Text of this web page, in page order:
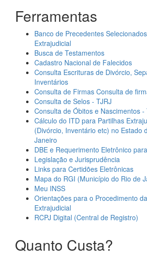
Ferramentas
Banco de Precedentes
Extrajudicial
Busca de Testamentos
Cadastro Nacional de Falecidos
Consulta Escrituras de Divórcio,
Inventários
Consulta de Firmas Consulta de
Consulta de Selos - TJRJ
Consulta de Óbitos e Nascimentos -
Cálculo do ITD para Partilhas
(Divórcio, Inventário etc) no Estado
Janeiro
DBE e Requerimento Eletrônico
Legislação e Jurisprudência
Links para Certidões Eletrônicas
Mapa do RGI (Município do Rio de
Meu INSS
Orientações para o Procedimento
Extrajudicial
RCPJ Digital (Central de Registro)
Quanto Custa?